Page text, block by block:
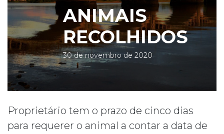
ANIMAIS
RECOLHIDOS
30 de novembro de 2020
Proprietário tem o prazo de cinco dias
para requerer o animal a contar a data de